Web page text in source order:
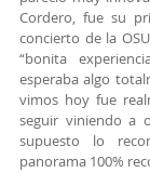
Cordero, fue su
concierto de la
“bonita
esperaba algo
vimos hoy fue
seguir viniendo a
supuesto lo
panorama 100%